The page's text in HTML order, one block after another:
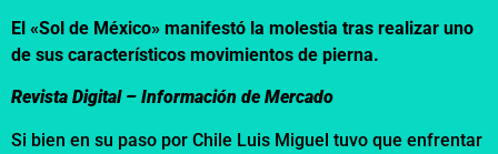
El «Sol de México» manifestó la molestia tras realizar uno
de sus característicos movimientos de pierna.
Revista Digital – Información de Mercado
Si bien en su paso por Chile Luis Miguel tuvo que enfrentar